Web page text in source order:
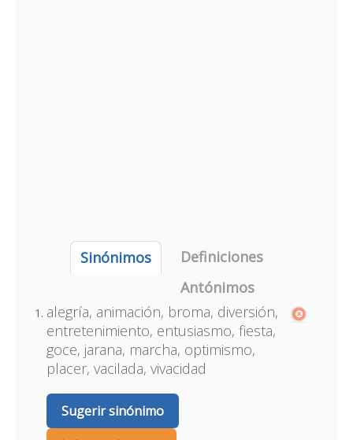
Sinónimos
Definiciones
Antónimos
alegría, animación, broma, diversión,
entretenimiento, entusiasmo, fiesta,
goce, jarana, marcha, optimismo,
placer, vacilada, vivacidad
Sugerir sinónimo